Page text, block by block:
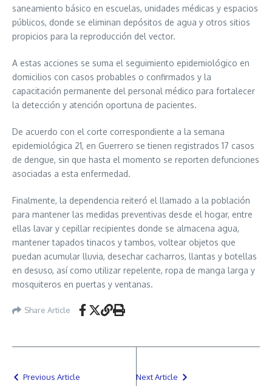
saneamiento básico en escuelas, unidades médicas y espacios
públicos, donde se eliminan depósitos de agua y otros sitios
propicios para la reproducción del vector.
A estas acciones se suma el seguimiento epidemiológico en
domicilios con casos probables o confirmados y la
capacitación permanente del personal médico para fortalecer
la detección y atención oportuna de pacientes.
De acuerdo con el corte correspondiente a la semana
epidemiológica 21, en Guerrero se tienen registrados 17 casos
de dengue, sin que hasta el momento se reporten defunciones
asociadas a esta enfermedad.
Finalmente, la dependencia reiteró el llamado a la población
para mantener las medidas preventivas desde el hogar, entre
ellas lavar y cepillar recipientes donde se almacena agua,
mantener tapados tinacos y tambos, voltear objetos que
puedan acumular lluvia, desechar cacharros, llantas y botellas
en desuso, así como utilizar repelente, ropa de manga larga y
mosquiteros en puertas y ventanas.
Share Article
Previous Article Next Article